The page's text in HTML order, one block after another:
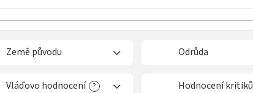
Země původu Odrůda
Vláďovo hodnocení ? Hodnocení kritiků